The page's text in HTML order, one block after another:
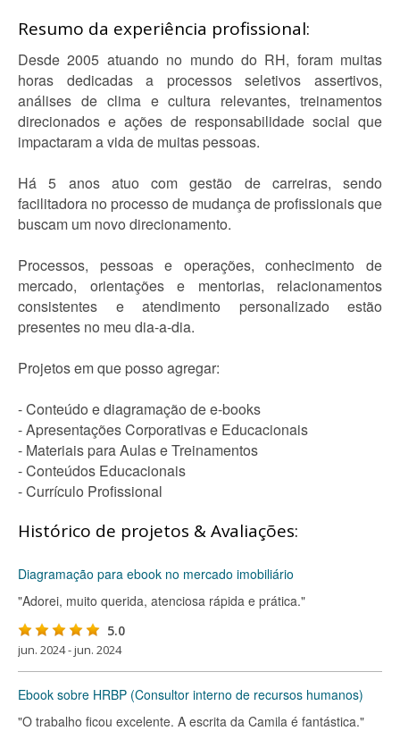
Resumo da experiência profissional:
Desde 2005 atuando no mundo do RH, foram muitas
horas dedicadas a processos seletivos assertivos,
análises de clima e cultura relevantes, treinamentos
direcionados e ações de responsabilidade social que
impactaram a vida de muitas pessoas.
Há 5 anos atuo com gestão de carreiras, sendo
facilitadora no processo de mudança de profissionais que
buscam um novo direcionamento.
Processos, pessoas e operações, conhecimento de
mercado, orientações e mentorias, relacionamentos
consistentes e atendimento personalizado estão
presentes no meu dia-a-dia.
Projetos em que posso agregar:
- Conteúdo e diagramação de e-books
- Apresentações Corporativas e Educacionais
- Materiais para Aulas e Treinamentos
- Conteúdos Educacionais
- Currículo Profissional
Histórico de projetos & Avaliações:
Diagramação para ebook no mercado imobiliário
"Adorei, muito querida, atenciosa rápida e prática."
5.0
jun. 2024 - jun. 2024
Ebook sobre HRBP (Consultor interno de recursos humanos)
"O trabalho ficou excelente. A escrita da Camila é fantástica."